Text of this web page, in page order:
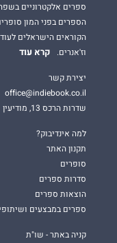
ספרים אלקטרוניים
הספרים בפני המון
הקוראים הישראלים
וז'אנרים.
קרא עוד
יצירת קשר
office@indiebook.co.il
שדרות הרכס 13, מודיעין
למה אינדיבוק?
תקנון האתר
סופרים
סדרות ספרים
הוצאות ספרים
ספרים במבצעים
קניה באתר - שו"ת